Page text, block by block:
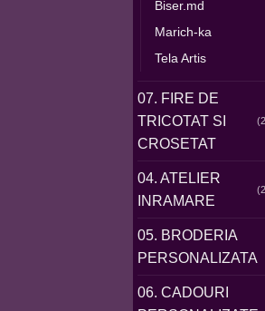
Biser.md
Marich-ka
Tela Artis
07. FIRE DE
TRICOTAT SI
CROSETAT
04. ATELIER
INRAMARE
05. BRODERIA
PERSONALIZATA
06. CADOURI